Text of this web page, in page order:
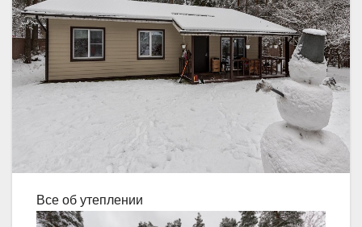
Все об утеплении